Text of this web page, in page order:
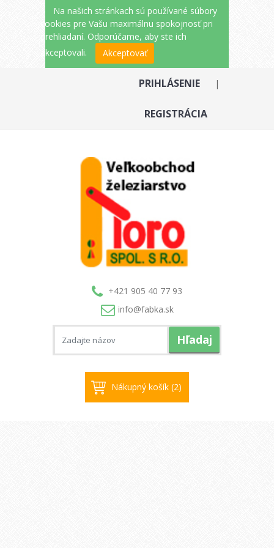
Na našich stránkach sú používané súbory
cookies pre Vašu maximálnu spokojnosť pri
prehliadaní. Odporúčame, aby ste ich
akceptovali.
Akceptovať
PRIHLÁSENIE |
REGISTRÁCIA
+421 905 40 77 93
info@fabka.sk
Hľadaj
Nákupný košík (2)